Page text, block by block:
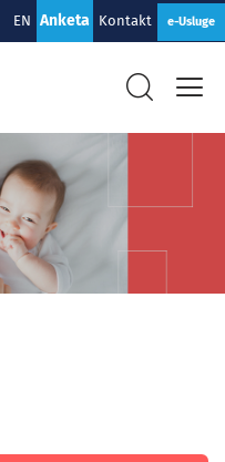
EN Anketa Kontakt e-Usluge